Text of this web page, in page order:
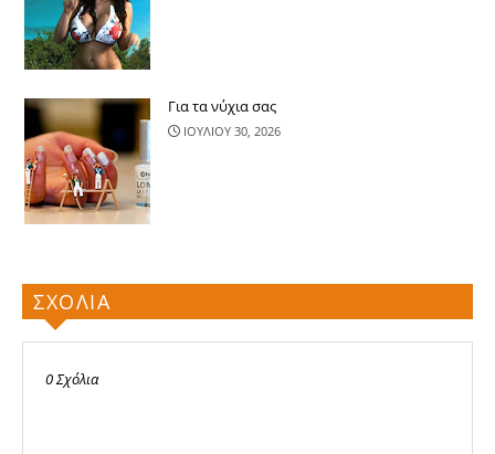
Για τα νύχια σας
ΙΟΥΛΙΟΥ 30, 2026
ΣΧΟΛΙΑ
0 Σχόλια